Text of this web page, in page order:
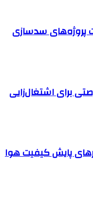
پروژه‌های سدسازی
برای اشتغال‌زایی
پایش کیفیت هوا